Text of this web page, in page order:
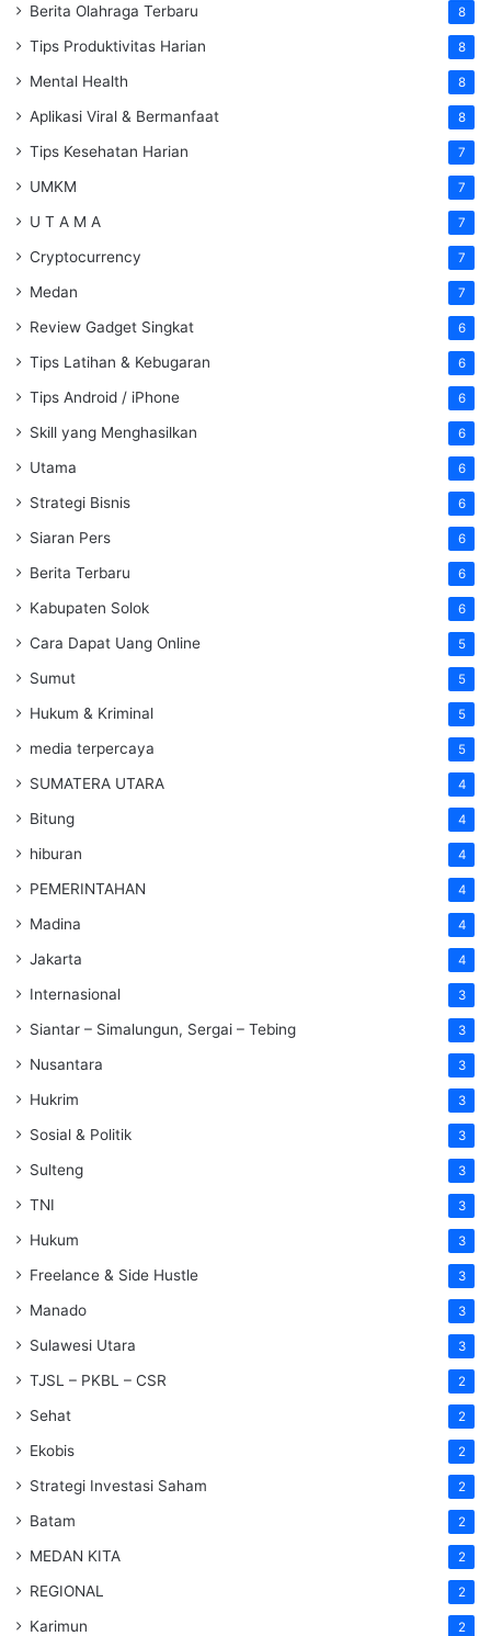
Berita Olahraga Terbaru 8
Tips Produktivitas Harian 8
Mental Health 8
Aplikasi Viral & Bermanfaat 8
Tips Kesehatan Harian 7
UMKM 7
U T A M A 7
Cryptocurrency 7
Medan 7
Review Gadget Singkat 6
Tips Latihan & Kebugaran 6
Tips Android / iPhone 6
Skill yang Menghasilkan 6
Utama 6
Strategi Bisnis 6
Siaran Pers 6
Berita Terbaru 6
Kabupaten Solok 6
Cara Dapat Uang Online 5
Sumut 5
Hukum & Kriminal 5
media terpercaya 5
SUMATERA UTARA 4
Bitung 4
hiburan 4
PEMERINTAHAN 4
Madina 4
Jakarta 4
Internasional 3
Siantar – Simalungun, Sergai – Tebing 3
Nusantara 3
Hukrim 3
Sosial & Politik 3
Sulteng 3
TNI 3
Hukum 3
Freelance & Side Hustle 3
Manado 3
Sulawesi Utara 3
TJSL – PKBL – CSR 2
Sehat 2
Ekobis 2
Strategi Investasi Saham 2
Batam 2
MEDAN KITA 2
REGIONAL 2
Karimun 2